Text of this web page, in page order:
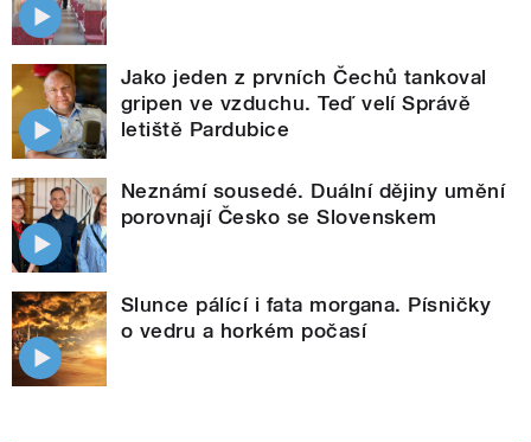
Jako jeden z prvních Čechů tankoval
gripen ve vzduchu. Teď velí Správě
letiště Pardubice
Neznámí sousedé. Duální dějiny umění
porovnají Česko se Slovenskem
Slunce pálící i fata morgana. Písničky
o vedru a horkém počasí